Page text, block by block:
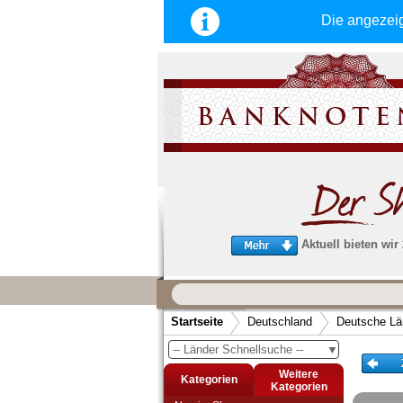
Die
Aktuell bieten wir
schnellen, sicheren und
Service
Schneller und sicherer Versand-
Bestellungen werktags bis 14:00 Uhr,
noch am selben Tag verschickt werden.
(Versand mit DHL oder Deutsche Post)
Startseite Deutschland Deutsche
▼
-- Länder Schnellsuche --
Kategorien
Weitere
Kategorien
Kaiserreich 1871-1918